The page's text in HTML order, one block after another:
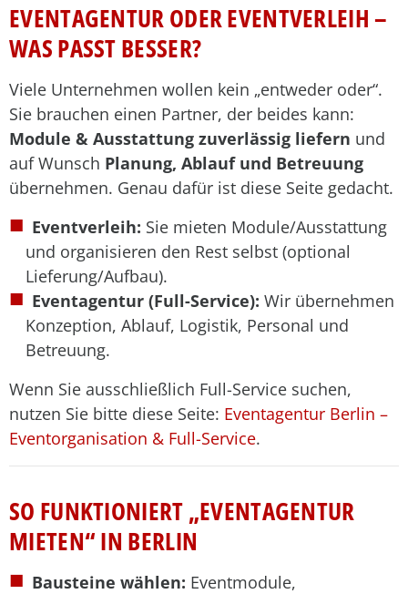
EVENTAGENTUR ODER EVENTVERLEIH –
WAS PASST BESSER?
Viele Unternehmen wollen kein „entweder oder“.
Sie brauchen einen Partner, der beides kann:
Module & Ausstattung zuverlässig liefern und
auf Wunsch Planung, Ablauf und Betreuung
übernehmen. Genau dafür ist diese Seite gedacht.
Eventverleih: Sie mieten Module/Ausstattung
und organisieren den Rest selbst (optional
Lieferung/Aufbau).
Eventagentur (Full-Service): Wir übernehmen
Konzeption, Ablauf, Logistik, Personal und
Betreuung.
Wenn Sie ausschließlich Full-Service suchen,
nutzen Sie bitte diese Seite: Eventagentur Berlin –
Eventorganisation & Full-Service.
SO FUNKTIONIERT „EVENTAGENTUR
MIETEN“ IN BERLIN
Bausteine wählen: Eventmodule,